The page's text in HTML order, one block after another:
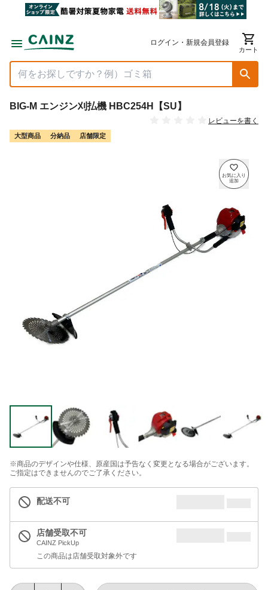
ログイン・新規会員登録
カート
BIG-M エンジン刈払機 HBC254H【SU】
レビューを書く
大型商品 分納品 店舗限定
※商品のデザインや仕様、原産国は予告なく変更となる場合がございます。
ご指定はできませんのでご了承ください。
配送不可
店舗受取不可
CAINZ PickUp
この商品は店舗受取対象外です